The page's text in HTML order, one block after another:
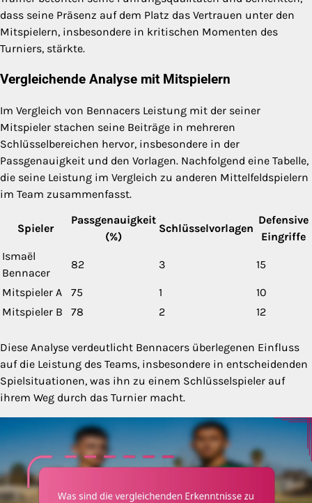
dass seine Präsenz auf dem Platz das Vertrauen unter den
Mitspielern, insbesondere in kritischen Momenten des
Turniers, stärkte.
Vergleichende Analyse mit Mitspielern
Im Vergleich von Bennacers Leistung mit der seiner
Mitspieler stachen seine Beiträge in mehreren
Schlüsselbereichen hervor, insbesondere in der
Passgenauigkeit und den Vorlagen. Nachfolgend eine Tabelle,
die seine Leistung im Vergleich zu anderen Mittelfeldspielern
im Team zusammenfasst.
Spieler
Passgenauigkeit
(%)
Schlüsselvorlagen
Defensive
Eingriffe
Ismaël
Bennacer
82 3 15
Mitspieler A 75 1
10
Mitspieler B
78 2 12
Diese Analyse verdeutlicht Bennacers überlegenen Einfluss
auf die Leistung des Teams, insbesondere in entscheidenden
Spielsituationen, was ihn zu einem Schlüsselspieler auf
ihrem Weg durch das Turnier macht.